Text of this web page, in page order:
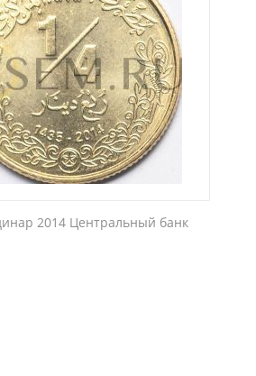
2014 Центральный банк